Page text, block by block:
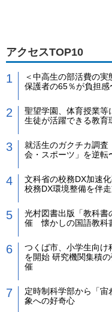
アクセスTOP10
＜中高生の部活費の
保護者の65％が負担
聖望学園、体育授業等
生徒が活躍できる教育
就活生のガクチカ調
会・スポーツ」を逆転
文科省の校務DX加速
校務DX環境整備を伴
光村図書出版「教科書
催 懐かしの国語教科
つくば市、小学生向け
を開始 研究機関集積
催
定時制科学部から「
象への好奇心